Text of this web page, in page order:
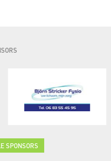
SPONSORS